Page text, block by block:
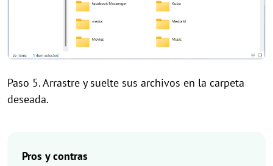
Paso 5. Arrastre y suelte sus archivos en la carpeta
deseada.
Pros y contras